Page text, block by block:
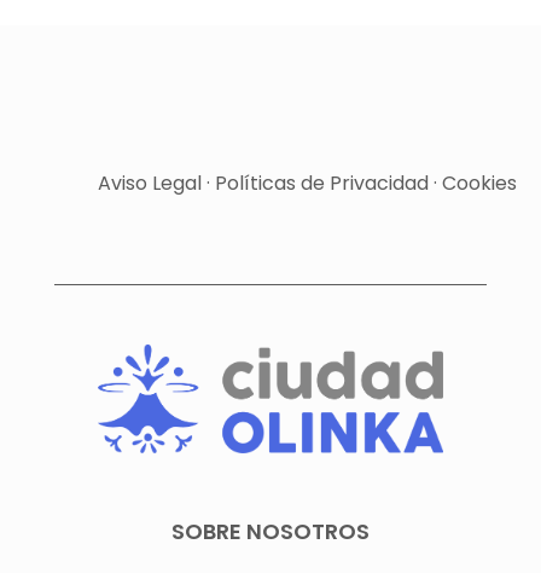
Aviso Legal· Políticas de Privacidad· Cookies
SOBRE NOSOTROS